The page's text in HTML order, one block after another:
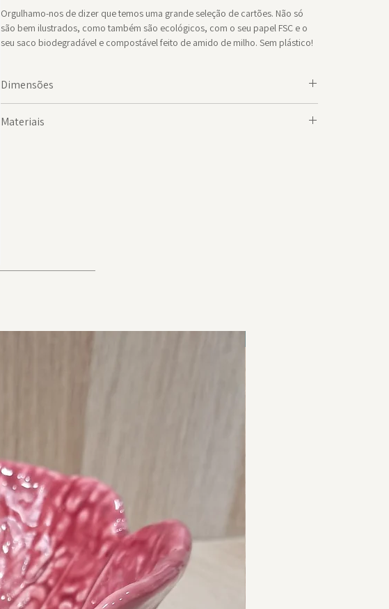
Orgulhamo-nos de dizer que temos uma grande seleção de cartões. Não só
são bem ilustrados, como também são ecológicos, com o seu papel FSC e o
seu saco biodegradável e compostável feito de amido de milho. Sem plástico!
Este bonito cartão é vendido com um envelope A6 castanho reciclado.
Impresso em França.
Dimensões
Materiais